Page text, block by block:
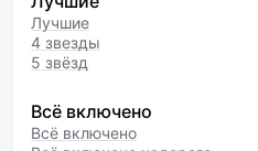
Лучшие
4 звезды
5 звёзд
Всё включено
Всё включено